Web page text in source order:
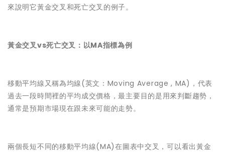
來說明它黃金交叉和死亡交叉的例子。
黃金交叉vs死亡交叉：以MA指標為例
移動平均線又稱為均線(英文：Moving Average , MA)，代表
過去一段時間裡的平均成交價格，最主要目的是用來判斷趨勢，
通常是預期市場現在跟未來可能的走勢。
兩個長短不同的移動平均線(MA)在圖表中交叉，可以看出黃金